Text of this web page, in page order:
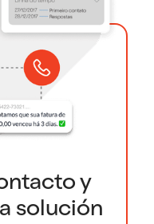
y
solución